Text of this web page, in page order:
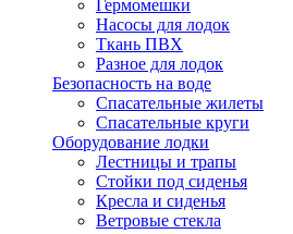
Гермомешки
Насосы для лодок
Ткань ПВХ
Разное для лодок
Безопасность на воде
Спасательные жилеты
Спасательные круги
Оборудование лодки
Лестницы и трапы
Стойки под сиденья
Кресла и сиденья
Ветровые стекла